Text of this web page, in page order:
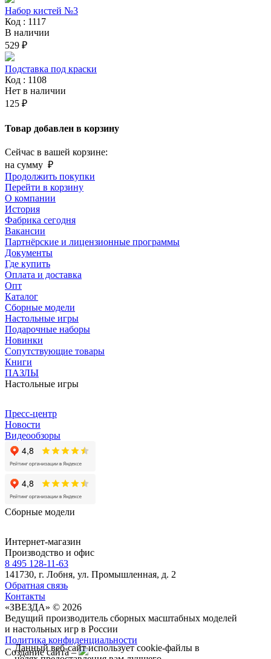
Набор кистей №3
Код : 1117
В наличии
529 ₽
Подставка под краски
Код : 1108
Нет в наличии
125 ₽
Товар добавлен в корзину
Сейчас в вашей корзине:
на сумму ₽
Продолжить покупки
Перейти в корзину
О компании
История
Фабрика сегодня
Вакансии
Партнёрские и лицензионные программы
Документы
Где купить
Оплата и доставка
Опт
Каталог
Сборные модели
Настольные игры
Подарочные наборы
Новинки
Сопутствующие товары
Книги
ПАЗЛЫ
Настольные игры
Пресс-центр
Новости
Видеообзоры
Сборные модели
Интернет-магазин
Производство и офис
8 495 128-11-63
141730, г. Лобня, ул. Промышленная, д. 2
Обратная связь
Контакты
«ЗВЕЗДА» © 2026
Ведущий производитель сборных масштабных моделей
и настольных игр в России
Политика конфиденциальности
Создание сайта –
Данный веб-сайт использует cookie-файлы в